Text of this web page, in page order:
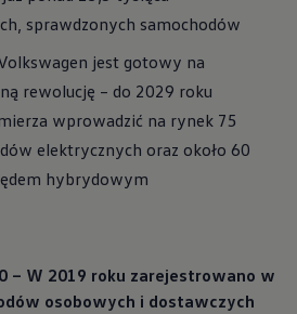
sprawdzonych samochodów
jest gotowy na
rewolucję – do 2029 roku
wprowadzić na rynek 75
elektrycznych oraz około 60
hybrydowym
– W 2019 roku zarejestrowano w
osobowych i dostawczych